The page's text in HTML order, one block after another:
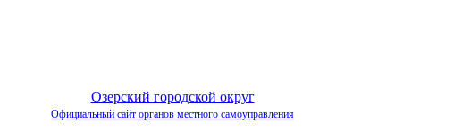
Озерский городской округ
Официальный сайт органов местного самоуправления